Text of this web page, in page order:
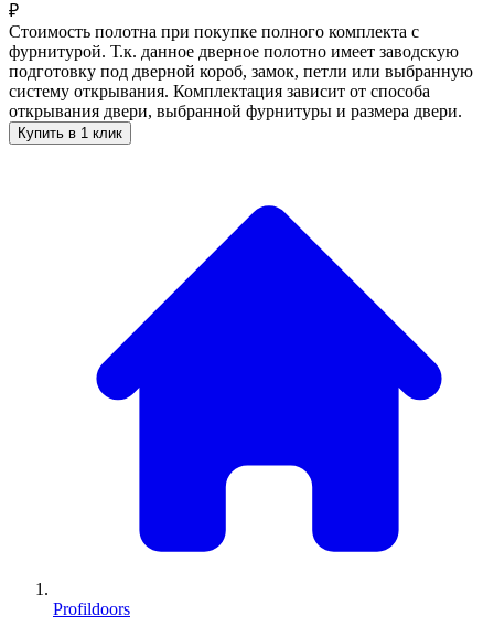
₽
Стоимость полотна при покупке полного комплекта с
фурнитурой. Т.к. данное дверное полотно имеет заводскую
подготовку под дверной короб, замок, петли или выбранную
систему открывания. Комплектация зависит от способа
открывания двери, выбранной фурнитуры и размера двери.
Купить в 1 клик
Profildoors